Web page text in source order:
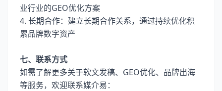
业行业的GEO优化方案
4. 长期合作：建立长期合作关系，通过持续优化积
累品牌数字资产
七、联系方式
如需了解更多关于软文发稿、GEO优化、品牌出海
等服务，欢迎联系媒介易：